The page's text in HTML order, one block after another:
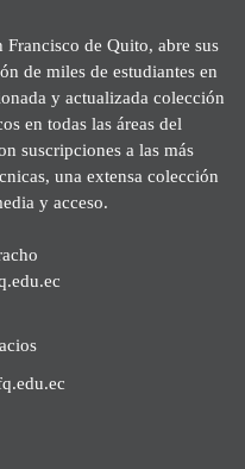
de Quito, abre sus
de miles de estudiantes en
y actualizada colección
en todas las áreas del
suscripciones a las más
una extensa colección
y acceso.